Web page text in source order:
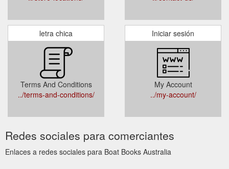
letra chica
Terms And Conditions
../terms-and-conditions/
Iniciar sesión
My Account
../my-account/
Redes sociales para comerciantes
Enlaces a redes sociales para Boat Books Australia